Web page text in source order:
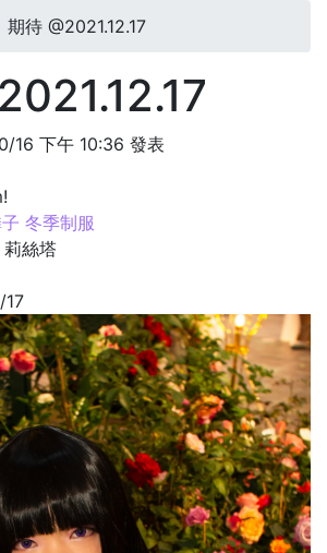
期待 @2021.12.17
16 下午 10:36 發表
冬季制服
絲塔
17